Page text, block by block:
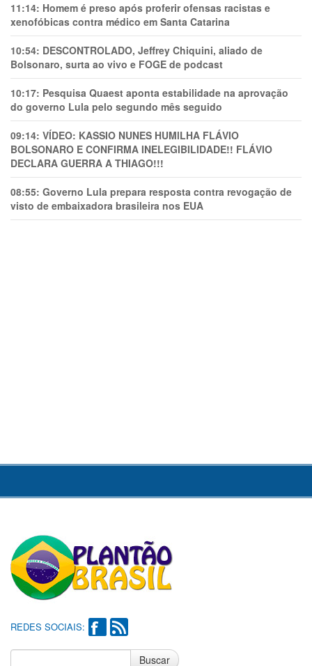
11:14: Homem é preso após proferir ofensas racistas e
xenofóbicas contra médico em Santa Catarina
10:54: DESCONTROLADO, Jeffrey Chiquini, aliado de
Bolsonaro, surta ao vivo e FOGE de podcast
10:17: Pesquisa Quaest aponta estabilidade na aprovação
do governo Lula pelo segundo mês seguido
09:14: VÍDEO: KASSIO NUNES HUMlLHA FLÁVIO
BOLSONARO E CONFIRMA INELEGIBILIDADE!! FLÁVIO
DECLARA GUERRA A THIAGO!!!
08:55: Governo Lula prepara resposta contra revogação de
visto de embaixadora brasileira nos EUA
REDES SOCIAIS:
Buscar